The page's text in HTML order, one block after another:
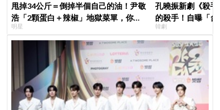
甩掉34公斤＝倒掉半個自己的油！尹敬
浩「2顆蛋白＋辣椒」地獄菜單，你敢
抄嗎？
明星
孔曉振新劇《殺
的殺手！自曝「
小很多XD
韓劇